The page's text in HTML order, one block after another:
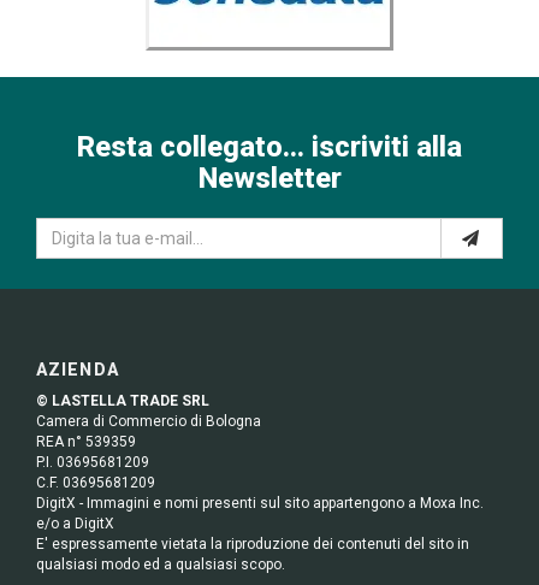
Resta collegato... iscriviti alla
Newsletter
AZIENDA
© LASTELLA TRADE SRL
Camera di Commercio di Bologna
REA n° 539359
P.I. 03695681209
C.F. 03695681209
DigitX - Immagini e nomi presenti sul sito appartengono a Moxa Inc.
e/o a DigitX
E' espressamente vietata la riproduzione dei contenuti del sito in
qualsiasi modo ed a qualsiasi scopo.